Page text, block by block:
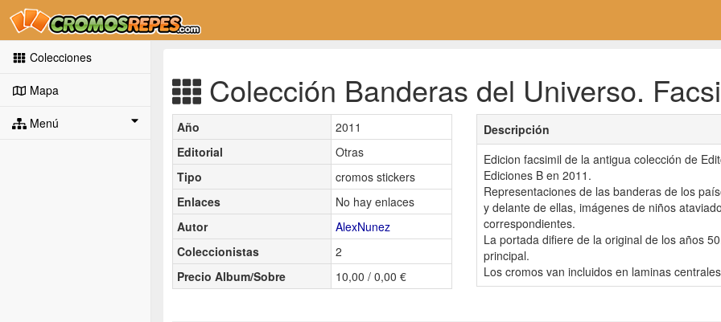
Colecciones
Mapa
Menú
Colección Banderas del Universo.
Año
2011
Editorial
Otras
Tipo
cromos stickers
Enlaces
No hay enlaces
Autor
AlexNunez
Coleccionistas
2
Precio Album/Sobre
10,00 / 0,00 €
Descripción
Edicion facsimil de la antigua colección de
Ediciones B en 2011.
Representaciones de las banderas de los
y delante de ellas, imágenes de niños
correspondientes.
La portada difiere de la original de los años
principal.
Los cromos van incluidos en laminas